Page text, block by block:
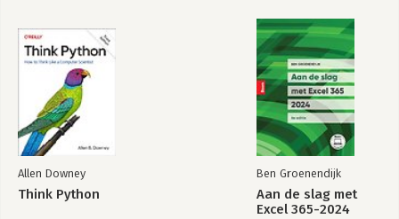
Allen Downey
Think Python
Ben Groenendijk
Aan de slag met
Excel 365-2024